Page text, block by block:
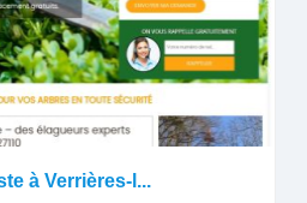
à Verrières-l...